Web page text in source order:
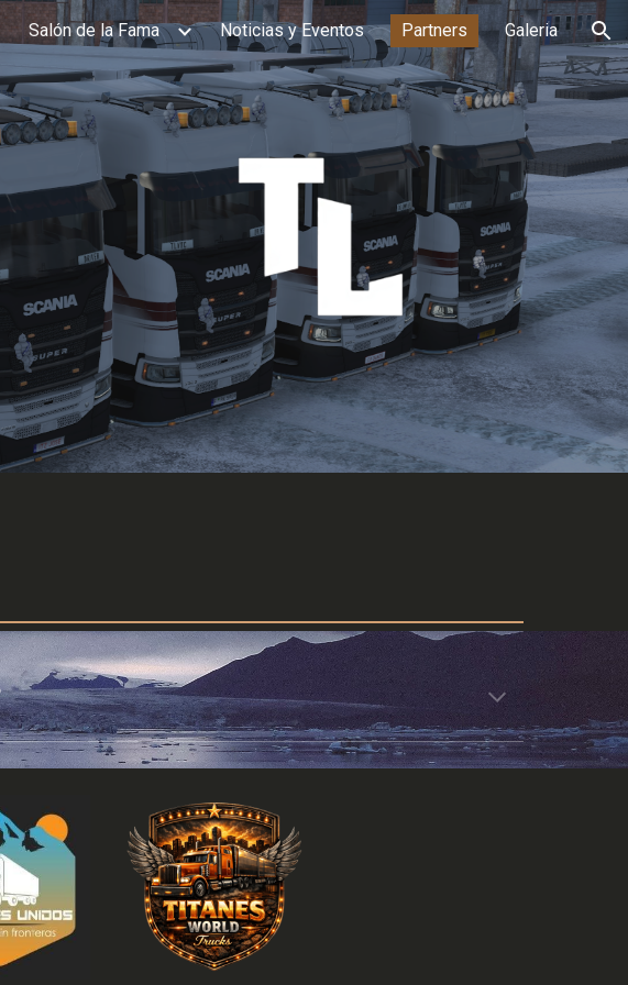
Skip to navigation
Salón de la Fama Noticias y Eventos Partners Galeria